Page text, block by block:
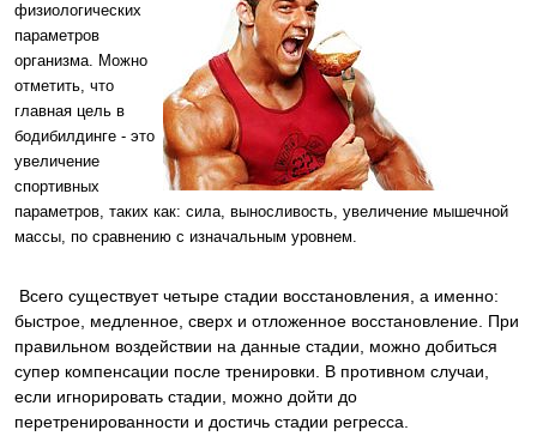
физиологических
параметров
организма. Можно
отметить, что
главная цель в
бодибилдинге - это
увеличение
спортивных
параметров, таких как: сила, выносливость, увеличение мышечной
массы, по сравнению с изначальным уровнем.
Всего существует четыре стадии восстановления, а именно:
быстрое, медленное, сверх и отложенное восстановление. При
правильном воздействии на данные стадии, можно добиться
супер компенсации после тренировки. В противном случаи,
если игнорировать стадии, можно дойти до
перетренированности и достичь стадии регресса.